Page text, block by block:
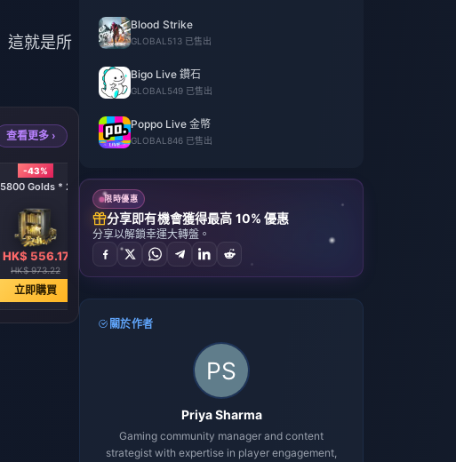
這就是所
查看更多 ›
-43%
5800 Golds * 2
HK$ 556.17
HK$ 973.22
立即購買
5800 Golds * 4
HK$ 1112.25
HK$ 1946.44
HK$ 2224.50
HK$ 3892.89
Blood Strike
GLOBAL 513 已售出
Bigo Live 鑽石
GLOBAL 549 已售出
Poppo Live 金幣
GLOBAL 846 已售出
限時優惠
分享即有機會獲得最高 10% 優惠
分享以解鎖幸運大轉盤。
關於作者
Priya Sharma
Gaming community manager and content
strategist with expertise in player engagement,